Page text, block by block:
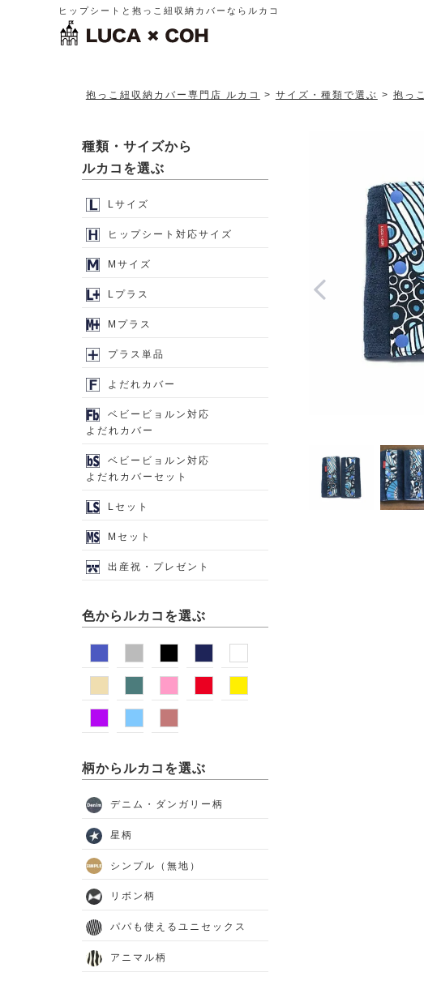
ヒップシートと抱っこ紐収納カバーならルカコ
抱っこ紐収納カバー専門店 ルカコ サイズ・種類で選ぶ 抱っ
種類・サイズから
ルカコを選ぶ
Lサイズ
ヒップシート対応サイズ
Mサイズ
Lプラス
Mプラス
プラス単品
よだれカバー
ベビービョルン対応
よだれカバー
ベビービョルン対応
よだれカバーセット
Lセット
Mセット
出産祝・プレゼント
色からルカコを選ぶ
柄からルカコを選ぶ
デニム・ダンガリー柄
星柄
シンプル（無地）
リボン柄
パパも使えるユニセックス
アニマル柄